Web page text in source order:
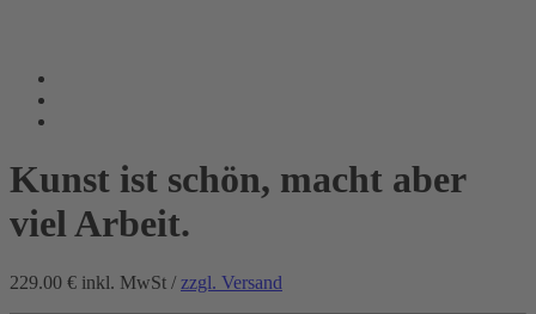
Kunst ist schön, macht aber
viel Arbeit.
229.00 € inkl. MwSt / zzgl. Versand